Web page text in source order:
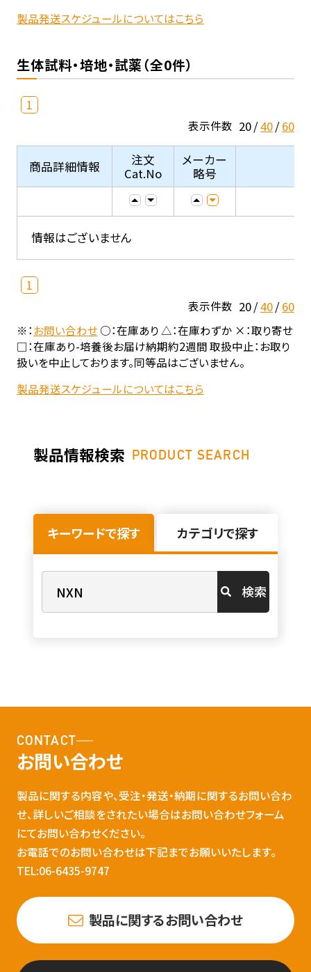
製品発送スケジュールについてはこちら
生体試料・培地・試薬（全0件）
1
表示件数 20 40 60
商品詳細情報
注文
Cat.No
メーカー
略号
情報はございません
1
表示件数 20 40 60
※：お問い合わせ○：在庫あり △：在庫わずか ×：取り寄せ
□：在庫あり-培養後お届け納期約2週間 取扱中止：お取り
扱いを中止しております。同等品はございません。
製品発送スケジュールについてはこちら
製品情報検索 PRODUCT SEARCH
キーワードで探す カテゴリで探す
検索
CONTACT
お問い合わせ
製品に関する内容や、受注・発送・納期に関するお問い合わ
せ、詳しいご相談をされたい場合はお問い合わせフォーム
にてお問い合わせください。
お電話でのお問い合わせは下記までお願いいたします。
TEL:06-6435-9747
製品に関するお問い合わせ